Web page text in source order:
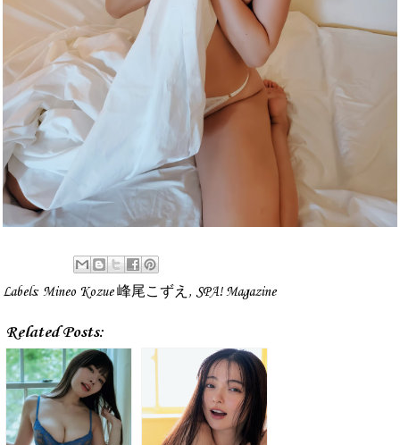
Labels: Mineo Kozue 峰尾こずえ , SPA! Magazine
Related Posts: